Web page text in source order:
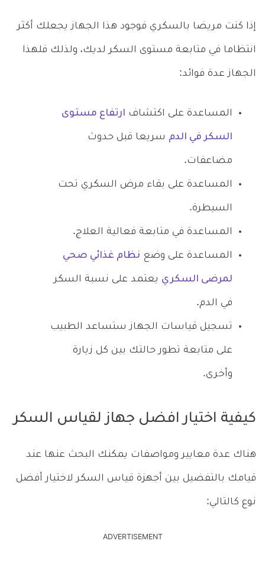
إذا كنت مريضا بالسكري فوجود هذا الجهاز يجعلك أكثر
انتظاما في متابعة مستوى السكر لديك، ولذلك فلهذا
الجهاز عدة فوائد:
المساعدة على اكتشاف ارتفاع مستوى
السكر في الدم سريعا قبل حدوث
مضاعفات.
المساعدة على بقاء مرض السكري تحت
السيطرة.
المساعدة في متابعة فعالية العلاج.
المساعدة على وضع نظام غذائي صحي
لمرضى السكري يعتمد على نسبة السكر
في الدم.
تسجيل قياسات الجهاز ستساعد الطبيب
على متابعة تطور حالتك بين كل زيارة
وأخرى.
كيفية اختيار افضل جهاز لقياس السكر
هناك عدة معايير ومواصفات يمكنك البحث عنها عند
قيامك بالتفضيل بين أجهزة قياس السكر لاختيار أفضل
نوع كالتالي:
ADVERTISEMENT